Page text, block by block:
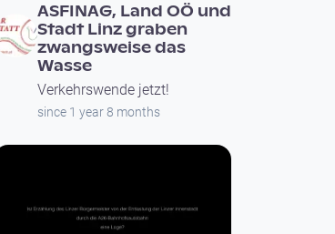
ASFINAG, Land OÖ und
Stadt Linz graben
zwangsweise das
Wasse
Verkehrswende jetzt!
since 1 year 8 months